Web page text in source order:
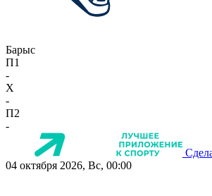
Барыс
П1
-
X
-
П2
-
04 октября 2026, Вс, 00:00